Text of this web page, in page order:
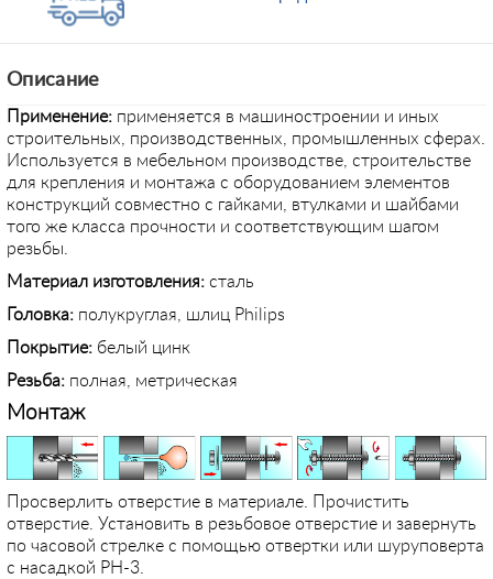
Описание
Применение: применяется в машиностроении и иных
строительных, производственных, промышленных сферах.
Используется в мебельном производстве, строительстве
для крепления и монтажа с оборудованием элементов
конструкций совместно с гайками, втулками и шайбами
того же класса прочности и соответствующим шагом
резьбы.
Материал изготовления: сталь
Головка: полукруглая, шлиц Philips
Покрытие: белый цинк
Резьба: полная, метрическая
Монтаж
Просверлить отверстие в материале. Прочистить
отверстие. Установить в резьбовое отверстие и завернуть
по часовой стрелке с помощью отвертки или шуруповерта
с насадкой PH-3.